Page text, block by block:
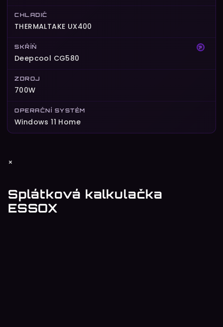
CHLADIČ
THERMALTAKE UX400
?
SKŘÍŇ
Deepcool CG580
ZDROJ
700W
OPERAČNÍ SYSTÉM
Windows 11 Home
Z×
Splátková kalkulačka
ESSOX